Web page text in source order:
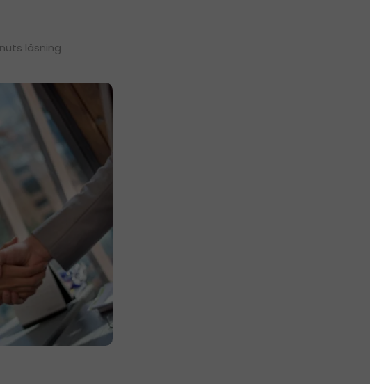
läsning